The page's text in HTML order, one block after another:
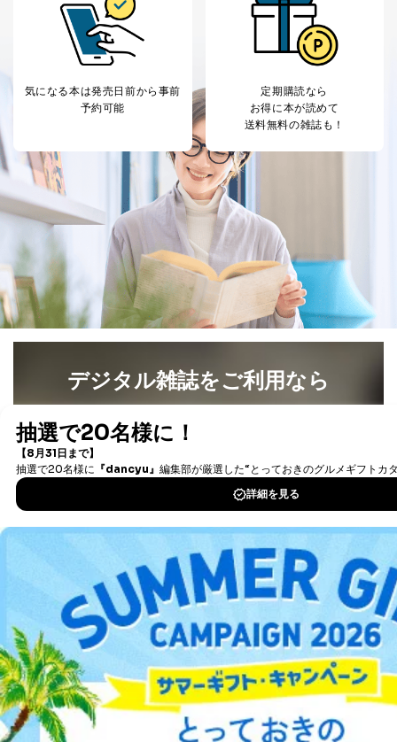
気になる本は発売日前から事前
予約可能
定期購読なら
お得に本が読めて
送料無料の雑誌も！
デジタル雑誌をご利用なら
書籍）が無料で読み放題！
DOWNLOAD FOR IOS
DOWNLOAD FOR ANDROID
ご利用方法はこちら
総合案内
アフィリエイト 採用情報